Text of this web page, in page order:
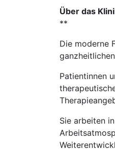
Über das
**
Die moderne
Patientinnen
Sie arbeiten